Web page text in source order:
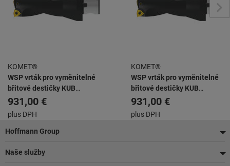
KOMET®
WSP vrták pro vyměnitelné
břitové destičky KUB
ABS63/W2942/46/92/R
931,00 €
plus DPH
KOMET®
WSP vrták pro vyměnitelné
břitové destičky KUB
ABS63/W2942/52/104/R
931,00 €
plus DPH
Pätička
Hoffmann Group
Naše služby